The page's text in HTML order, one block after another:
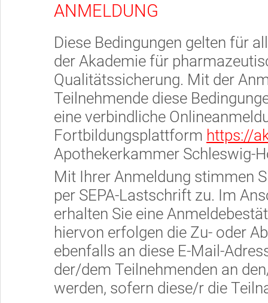
ANMELDUNG
Diese Bedingungen gelten für
der Akademie für
Qualitätssicherung. Mit der
Teilnehmende diese
eine verbindliche
Fortbildungsplattform https://
Apothekerkammer Schleswig-
Mit Ihrer Anmeldung stimmen
per SEPA-Lastschrift zu. Im
erhalten Sie eine
hiervon erfolgen die Zu- oder
ebenfalls an diese E-Mail-
der/dem Teilnehmenden an
werden, sofern diese/r die